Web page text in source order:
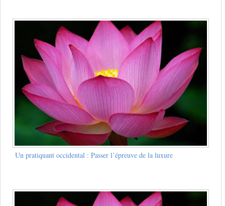
Un pratiquant occidental : Passer l’épreuve de la luxure